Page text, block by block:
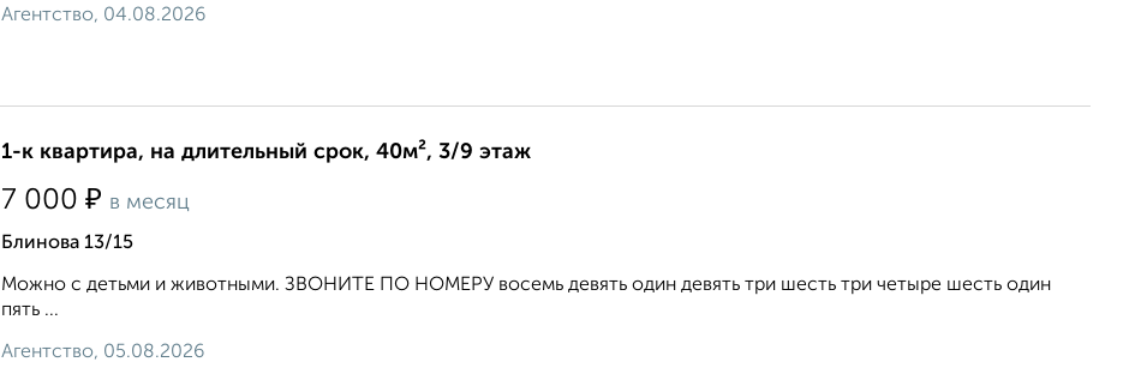
Агентство, 04.08.2026
1-к квартира, на длительный срок, 40м², 3/9 этаж
7 000 ₽ в месяц
Блинова 13/15
Можно с детьми и животными. ЗВОНИТЕ ПО НОМЕРУ восемь девять один девять три шесть три четыре шесть один
пять ...
Агентство, 05.08.2026